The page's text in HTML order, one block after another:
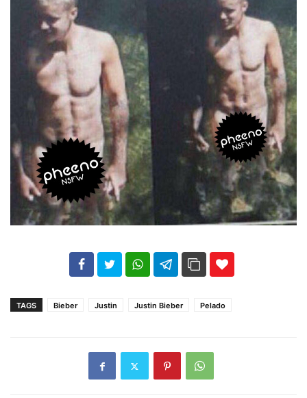
102 35
TAGS Bieber Justin Justin Bieber Pelado